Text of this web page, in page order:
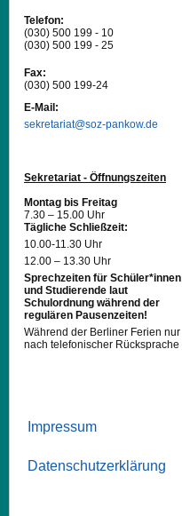
Telefon:
(030) 500 199 - 10
(030) 500 199 - 25
Fax:
(030) 500 199-24
E-Mail:
sekretariat@soz-pankow.de
Sekretariat - Öffnungszeiten
Montag bis Freitag
7.30 – 15.00 Uhr
Tägliche Schließzeit:
10.00-11.30 Uhr
12.00 – 13.30 Uhr
Sprechzeiten für Schüler*innen
und Studierende laut
Schulordnung während der
regulären Pausenzeiten!
Während der Berliner Ferien nur
nach telefonischer Rücksprache
Impressum
Datenschutzerklärung